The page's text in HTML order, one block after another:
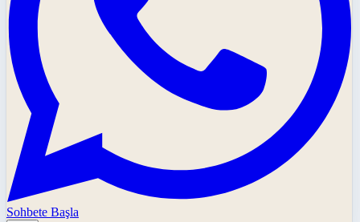
Sohbete Başla